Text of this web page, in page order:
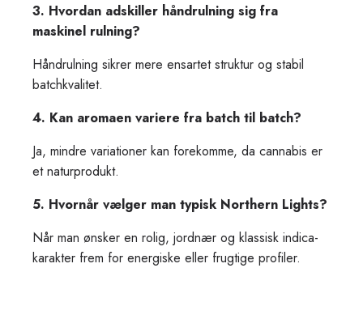
3. Hvordan adskiller håndrulning sig fra
maskinel rulning?
Håndrulning sikrer mere ensartet struktur og stabil
batchkvalitet.
4. Kan aromaen variere fra batch til batch?
Ja, mindre variationer kan forekomme, da cannabis er
et naturprodukt.
5. Hvornår vælger man typisk Northern Lights?
Når man ønsker en rolig, jordnær og klassisk indica-
karakter frem for energiske eller frugtige profiler.